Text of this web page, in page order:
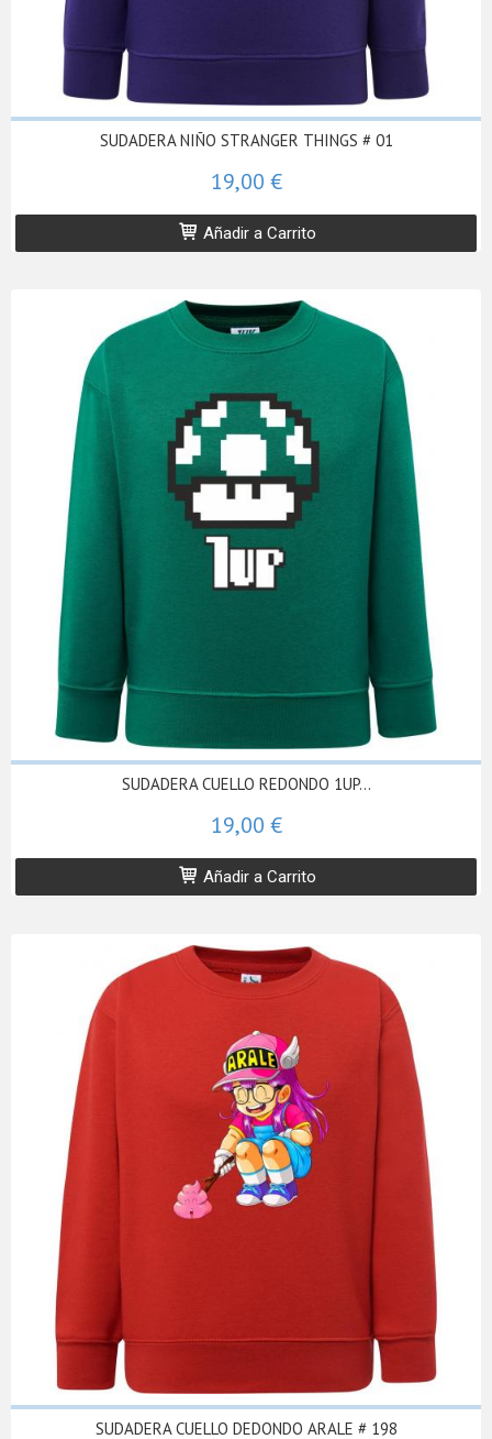
SUDADERA NIÑO STRANGER THINGS # 01
19,00 €
Añadir a Carrito
SUDADERA CUELLO REDONDO 1UP...
19,00 €
Añadir a Carrito
SUDADERA CUELLO DEDONDO ARALE # 198